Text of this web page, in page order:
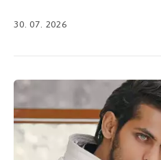
30. 07. 2026